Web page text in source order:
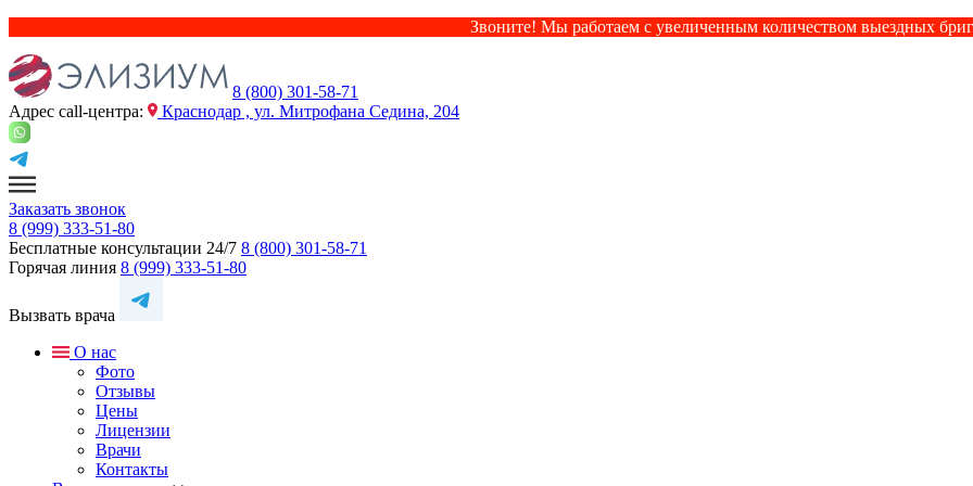
Звоните! Мы работаем с увеличенным количеством выездных
8 (800) 301-58-71
Адрес сall-центра:
Краснодар , ул. Митрофана Седина, 204
Заказать звонок
8 (999) 333-51-80
Бесплатные консультации 24/7 8 (800) 301-58-71
Горячая линия 8 (999) 333-51-80
Вызвать врача
О нас
Фото
Отзывы
Цены
Лицензии
Врачи
Контакты